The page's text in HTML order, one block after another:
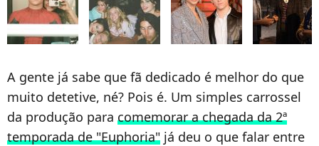
A gente já sabe que fã dedicado é melhor do que
muito detetive, né? Pois é. Um simples carrossel
da produção para comemorar a chegada da 2ª
temporada de "Euphoria" já deu o que falar entre